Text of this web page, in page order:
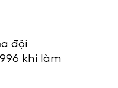
đội
khi làm